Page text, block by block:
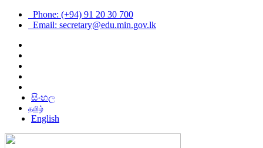
Phone: (+94) 91 20 30 700
Email: secretary@edu.min.gov.lk
සිංහල
தமிழ்
English